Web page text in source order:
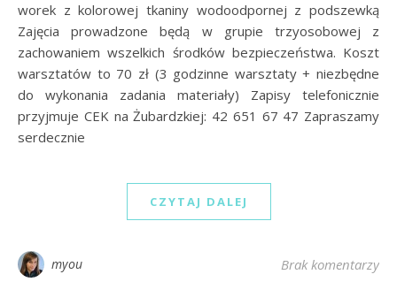
worek z kolorowej tkaniny wodoodpornej z podszewką
Zajęcia prowadzone będą w grupie trzyosobowej z
zachowaniem wszelkich środków bezpieczeństwa. Koszt
warsztatów to 70 zł (3 godzinne warsztaty + niezbędne
do wykonania zadania materiały) Zapisy telefonicznie
przyjmuje CEK na Żubardzkiej: 42 651 67 47 Zapraszamy
serdecznie
CZYTAJ DALEJ
myou Brak komentarzy